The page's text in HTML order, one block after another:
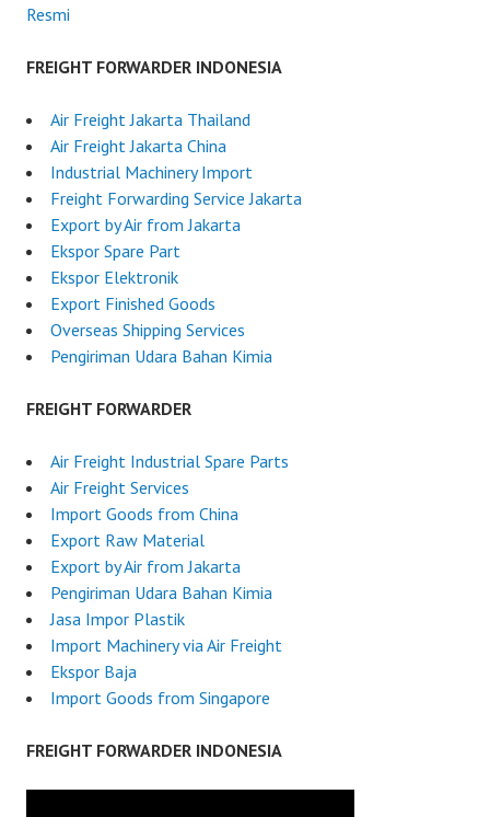
Resmi
FREIGHT FORWARDER INDONESIA
Air Freight Jakarta Thailand
Air Freight Jakarta China
Industrial Machinery Import
Freight Forwarding Service Jakarta
Export by Air from Jakarta
Ekspor Spare Part
Ekspor Elektronik
Export Finished Goods
Overseas Shipping Services
Pengiriman Udara Bahan Kimia
FREIGHT FORWARDER
Air Freight Industrial Spare Parts
Air Freight Services
Import Goods from China
Export Raw Material
Export by Air from Jakarta
Pengiriman Udara Bahan Kimia
Jasa Impor Plastik
Import Machinery via Air Freight
Ekspor Baja
Import Goods from Singapore
FREIGHT FORWARDER INDONESIA